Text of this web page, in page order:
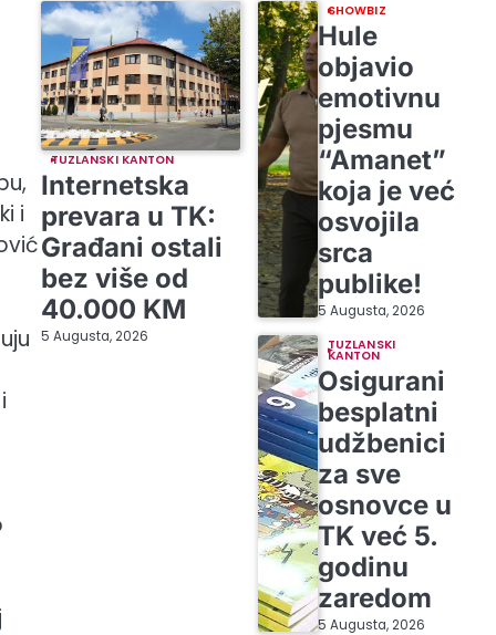
i
TUZLANSKI KANTON
Internetska
prevara u TK:
Građani ostali
bez više od
40.000 KM
5 Augusta, 2026
SHOWBIZ
Hule
objavio
emotivnu
pjesmu
“Amanet”
koja je već
osvojila
srca
publike!
5 Augusta, 2026
TUZLANSKI
KANTON
Osigurani
besplatni
udžbenici
za sve
osnovce u
TK već 5.
godinu
zaredom
5 Augusta, 2026